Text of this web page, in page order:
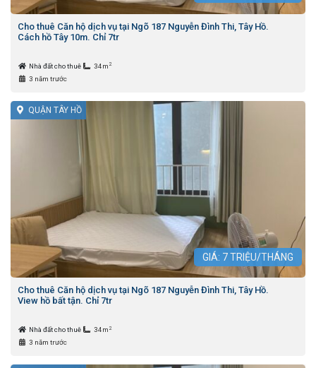
Cho thuê Căn hộ dịch vụ tại Ngõ 187 Nguyễn Đình Thi, Tây Hồ.
Cách hồ Tây 10m. Chỉ 7tr
Nhà đất cho thuê 34m 2
3 năm trước
QUẬN TÂY HỒ
GIÁ: 7TRIỆU/THÁNG
Cho thuê Căn hộ dịch vụ tại Ngõ 187 Nguyễn Đình Thi, Tây Hồ.
View hồ bất tận. Chỉ 7tr
Nhà đất cho thuê 34m 2
3 năm trước